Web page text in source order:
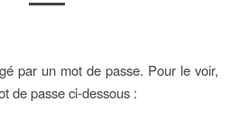
par un mot de passe. Pour le voir,
de passe ci-dessous :